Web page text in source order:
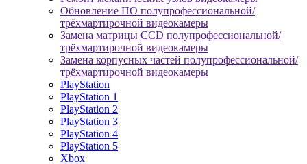
Обновление ПО полупрофессиональной/
трёхмартирочной видеокамеры
Замена матрицы CCD полупрофессиональной/
трёхмартирочной видеокамеры
Замена корпусных частей полупрофессиональной/
трёхмартирочной видеокамеры
PlayStation
PlayStation 1
PlayStation 2
PlayStation 3
PlayStation 4
PlayStation 5
Xbox